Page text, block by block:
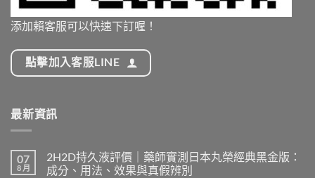
添加賴客服可以快速下訂喔！
點擊加入客服LINE
最新資訊
07
8 月
2H2D持久液評價｜藥師實測日本丸榮經典黑金版：
成分、用法、效果與真假辨別